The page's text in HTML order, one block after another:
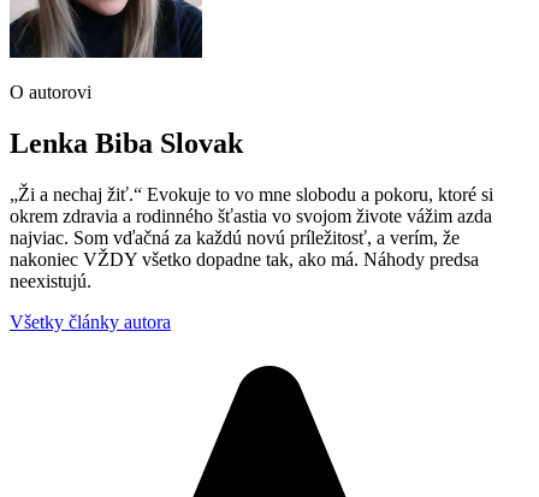
O autorovi
Lenka Biba Slovak
„Ži a nechaj žiť.“ Evokuje to vo mne slobodu a pokoru, ktoré si
okrem zdravia a rodinného šťastia vo svojom živote vážim azda
najviac. Som vďačná za každú novú príležitosť, a verím, že
nakoniec VŽDY všetko dopadne tak, ako má. Náhody predsa
neexistujú.
Všetky články autora